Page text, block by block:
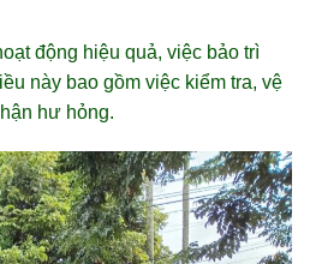
động hiệu quả, việc bảo trì
này bao gồm việc kiểm tra, vệ
hư hỏng.